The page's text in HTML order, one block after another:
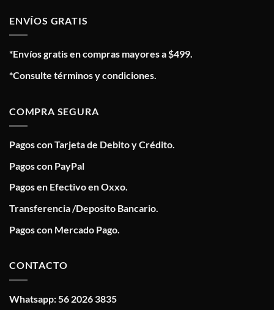
ENVÍOS GRATIS
*Envíos gratis en compras mayores a $499.
*Consulte términos y condiciones.
COMPRA SEGURA
Pagos con Tarjeta de Debito y Crédito.
Pagos con PayPal
Pagos en Efectivo en Oxxo.
Transferencia /Deposito Bancario.
Pagos con Mercado Pago.
CONTACTO
Whatsapp: 56 2026 3835